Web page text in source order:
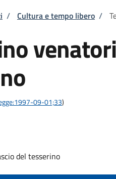
di pane
/ Cultura e tempo libero /
09-01;33)
del tesserino